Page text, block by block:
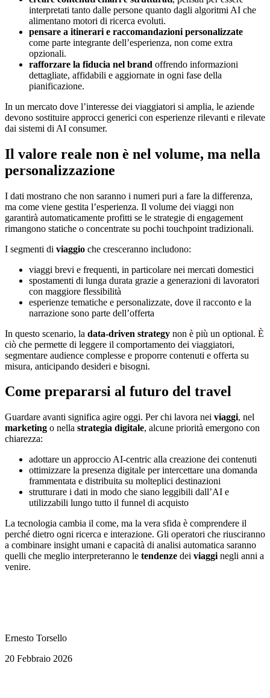
interpretati tanto dalle persone quanto dagli algoritmi AI che
alimentano motori di ricerca evoluti.
pensare a itinerari e raccomandazioni personalizzate
come parte integrante dell’esperienza, non come extra
opzionali.
rafforzare la fiducia nel brand offrendo informazioni
dettagliate, affidabili e aggiornate in ogni fase della
pianificazione.
In un mercato dove l’interesse dei viaggiatori si amplia, le aziende
devono sostituire approcci generici con esperienze rilevanti e rilevate
dai sistemi di AI consumer.
Il valore reale non è nel volume, ma nella
personalizzazione
I dati mostrano che non saranno i numeri puri a fare la differenza,
ma come viene gestita l’esperienza. Il volume dei viaggi non
garantirà automaticamente profitti se le strategie di engagement
rimangono statiche o concentrate su pochi touchpoint tradizionali.
I segmenti di viaggio che cresceranno includono:
viaggi brevi e frequenti, in particolare nei mercati domestici
spostamenti di lunga durata grazie a generazioni di lavoratori
con maggiore flessibilità
esperienze tematiche e personalizzate, dove il racconto e la
narrazione sono parte dell’offerta
In questo scenario, la data-driven strategy non è più un optional. È
ciò che permette di leggere il comportamento dei viaggiatori,
segmentare audience complesse e proporre contenuti e offerta su
misura, anticipando desideri e bisogni.
Come prepararsi al futuro del travel
Guardare avanti significa agire oggi. Per chi lavora nei viaggi, nel
marketing o nella strategia digitale, alcune priorità emergono con
chiarezza:
adottare un approccio AI-centric alla creazione dei contenuti
ottimizzare la presenza digitale per intercettare una domanda
frammentata e distribuita su molteplici destinazioni
strutturare i dati in modo che siano leggibili dall’AI e
utilizzabili lungo tutto il funnel di acquisto
La tecnologia cambia il come, ma la vera sfida è comprendere il
perché dietro ogni ricerca e interazione. Gli operatori che riusciranno
a combinare insight umani e capacità di analisi automatica saranno
quelli che meglio interpreteranno le tendenze dei viaggi negli anni a
venire.
Ernesto Torsello
20 Febbraio 2026